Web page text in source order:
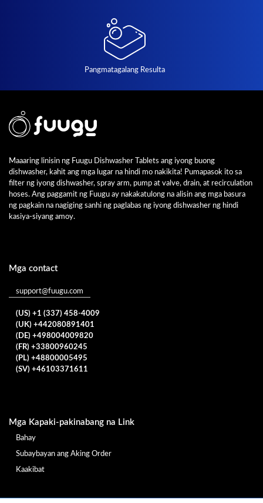
Pangmatagalang Resulta
Maaaring linisin ng Fuugu Dishwasher Tablets ang iyong buong
dishwasher, kahit ang mga lugar na hindi mo nakikita! Pumapasok ito sa
filter ng iyong dishwasher, spray arm, pump at valve, drain, at recirculation
hoses. Ang paggamit ng Fuugu ay nakakatulong na alisin ang mga basura
ng pagkain na nagiging sanhi ng paglabas ng iyong dishwasher ng hindi
kasiya-siyang amoy.
Mga contact
support@fuugu.com
(US) +1 (337) 458-4009
(UK) +442080891401
(DE) +498004009820
(FR) +33800960245
(PL) +48800005495
(SV) +46103371611
Mga Kapaki-pakinabang na Link
Bahay
Subaybayan ang Aking Order
Kaakibat